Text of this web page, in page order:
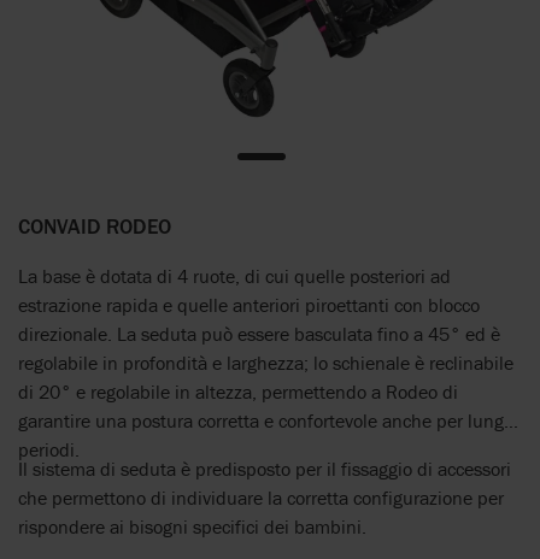
CONVAID RODEO
La base è dotata di 4 ruote, di cui quelle posteriori ad
estrazione rapida e quelle anteriori piroettanti con blocco
direzionale. La seduta può essere basculata fino a 45° ed è
regolabile in profondità e larghezza; lo schienale è reclinabile
di 20° e regolabile in altezza, permettendo a Rodeo di
garantire una postura corretta e confortevole anche per lunghi
periodi.
Il sistema di seduta è predisposto per il fissaggio di accessori
che permettono di individuare la corretta configurazione per
rispondere ai bisogni specifici dei bambini.